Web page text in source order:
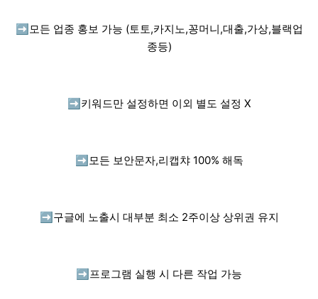
➡️ 모든 업종 홍보 가능 (토토,카지노,꽁머니,대출,가상,블랙업
종등)
➡️ 키워드만 설정하면 이외 별도 설정 X
➡️ 모든 보안문자,리캡챠 100% 해독
➡️ 구글에 노출시 대부분 최소 2주이상 상위권 유지
➡️ 프로그램 실행 시 다른 작업 가능